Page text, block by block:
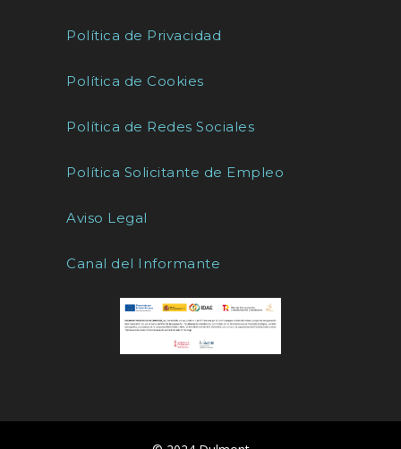
Política de Privacidad
Política de Cookies
Política de Redes Sociales
Política Solicitante de Empleo
Aviso Legal
Canal del Informante